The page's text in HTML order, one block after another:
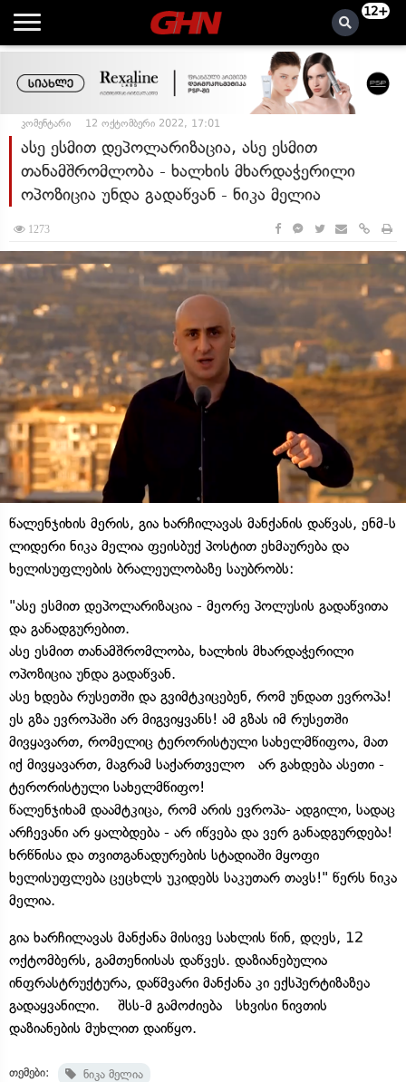
12+
კომენტარი 12 ოქტომბერი 2022, 17:01
ასე ესმით დეპოლარიზაცია, ასე ესმით
თანამშრომლობა - ხალხის მხარდაჭერილი
ოპოზიცია უნდა გადაწვან - ნიკა მელია
1273
წალენჯიხის მერის, გია ხარჩილავას მანქანის დაწვას, ენმ-ს
ლიდერი ნიკა მელია ფეისბუქ პოსტით ეხმაურება და
ხელისუფლების ბრალეულობაზე საუბრობს:
"ასე ესმით დეპოლარიზაცია - მეორე პოლუსის გადაწვითა
და განადგურებით.
ასე ესმით თანამშრომლობა, ხალხის მხარდაჭერილი
ოპოზიცია უნდა გადაწვან.
ასე ხდება რუსეთში და გვიმტკიცებენ, რომ უნდათ ევროპა!
ეს გზა ევროპაში არ მიგვიყვანს! ამ გზას იმ რუსეთში
მივყავართ, რომელიც ტერორისტული სახელმწიფოა, მათ
იქ მივყავართ, მაგრამ საქართველო არ გახდება ასეთი -
ტერორისტული სახელმწიფო!
წალენჯიხამ დაამტკიცა, რომ არის ევროპა- ადგილი, სადაც
არჩევანი არ ყალბდება - არ იწვება და ვერ განადგურდება!
ხრწნისა და თვითგანადურების სტადიაში მყოფი
ხელისუფლება ცეცხლს უკიდებს საკუთარ თავს!" წერს ნიკა
მელია.
გია ხარჩილავას მანქანა მისივე სახლის წინ, დღეს, 12
ოქტომბერს, გამთენიისას დაწვეს. დაზიანებულია
ინფრასტრუქტურა, დაწმვარი მანქანა კი ექსპერტიზაზეა
გადაყვანილი. შსს-მ გამოძიება სხვისი ნივთის
დაზიანების მუხლით დაიწყო.
თემები: ნიკა მელია